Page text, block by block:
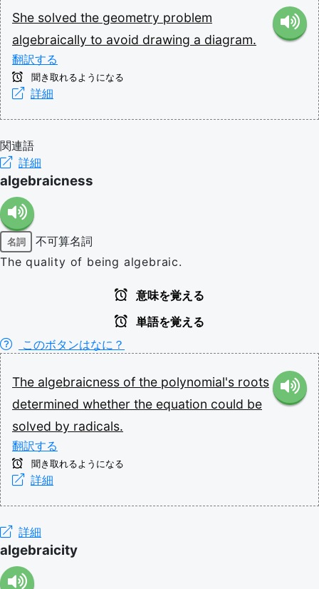
She solved the geometry problem
algebraically to avoid drawing a diagram.
翻訳する
聞き取れるようになる
詳細
関連語
詳細
algebraicness
名詞
不可算名詞
The quality of being algebraic.
意味を覚える
単語を覚える
このボタンはなに？
The algebraicness of the polynomial's roots
determined whether the equation could be
solved by radicals.
翻訳する
聞き取れるようになる
詳細
詳細
algebraicity